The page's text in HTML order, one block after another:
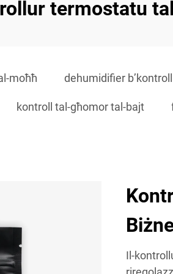
termostatu
moħħ dehumidifier
kontroll tal-għomor tal-bajt
Il-